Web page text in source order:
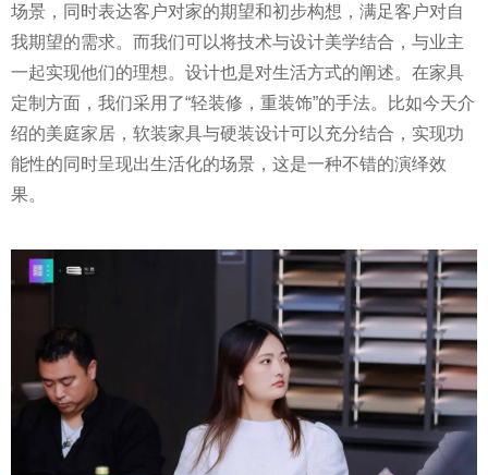
场景，同时表达客户对家的期望和初步构想，满足客户对自
我期望的需求。而我们可以将技术与设计美学结合，与业主
一起实现他们的理想。设计也是对生活方式的阐述。在家具
定制方面，我们采用了“轻装修，重装饰”的手法。比如今天介
绍的美庭家居，软装家具与硬装设计可以充分结合，实现功
能性的同时呈现出生活化的场景，这是一种不错的演绎效
果。